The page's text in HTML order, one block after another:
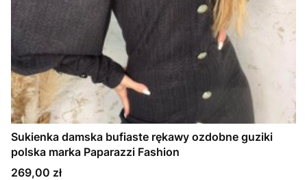
Sukienka damska bufiaste rękawy ozdobne guziki
polska marka Paparazzi Fashion
Cena
269,00 zł